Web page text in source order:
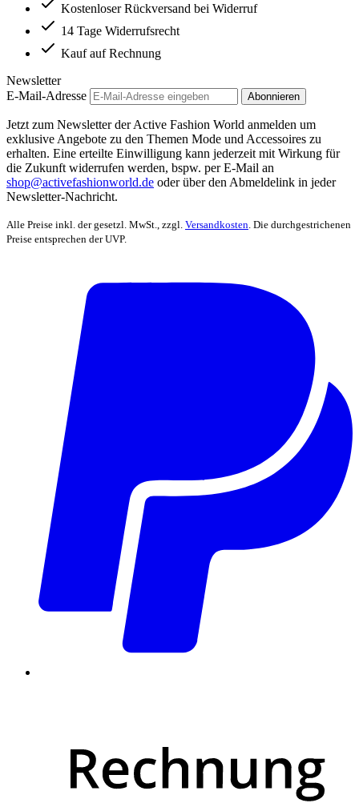
Kostenloser Rückversand bei Widerruf
14 Tage Widerrufsrecht
Kauf auf Rechnung
Newsletter
E-Mail-Adresse
Abonnieren
Jetzt zum Newsletter der Active Fashion World anmelden um
exklusive Angebote zu den Themen Mode und Accessoires zu
erhalten. Eine erteilte Einwilligung kann jederzeit mit Wirkung für
die Zukunft widerrufen werden, bspw. per E-Mail an
shop@activefashionworld.de oder über den Abmeldelink in jeder
Newsletter-Nachricht.
Alle Preise inkl. der gesetzl. MwSt., zzgl. Versandkosten . Die durchgestrichenen
Preise entsprechen der UVP.